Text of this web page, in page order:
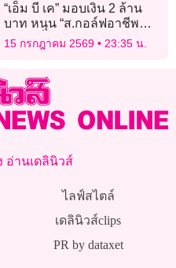
“เอ็ม บี เค” มอบเงิน 2 ล้าน
บาท หนุน “ส.กอล์ฟอาชีพ
ไทย” เพื่อร่วมพัฒนาวงการ
กอล์ฟไทย
15 กรกฎาคม 2569 23:35 น.
อ่านเดลินิวส์
ไลฟ์สไตล์
เดลินิวส์clips
PR by dataxet